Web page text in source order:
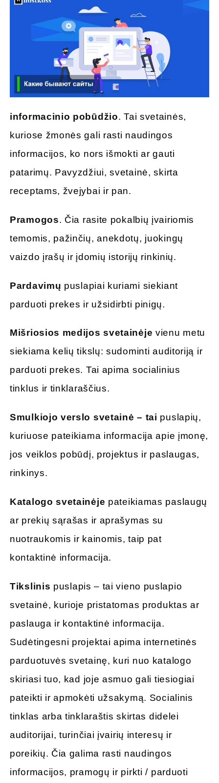
informacinio pobūdžio. Tai svetainės,
kuriose žmonės gali rasti naudingos
informacijos, ko nors išmokti ar gauti
patarimų. Pavyzdžiui, svetainė, skirta
receptams, žvejybai ir pan.
Pramogos. Čia rasite pokalbių įvairiomis
temomis, pažinčių, anekdotų, juokingų
vaizdo įrašų ir įdomių istorijų rinkinių.
Pardavimų puslapiai kuriami siekiant
parduoti prekes ir užsidirbti pinigų.
Mišriosios medijos svetainėje vienu metu
siekiama kelių tikslų: sudominti auditoriją ir
parduoti prekes. Tai apima socialinius
tinklus ir tinklaraščius.
Smulkiojo verslo svetainė – tai puslapių,
kuriuose pateikiama informacija apie įmonę,
jos veiklos pobūdį, projektus ir paslaugas,
rinkinys.
Katalogo svetainėje pateikiamas paslaugų
ar prekių sąrašas ir aprašymas su
nuotraukomis ir kainomis, taip pat
kontaktinė informacija.
Tikslinis puslapis – tai vieno puslapio
svetainė, kurioje pristatomas produktas ar
paslauga ir kontaktinė informacija.
Sudėtingesni projektai apima internetinės
parduotuvės svetainę, kuri nuo katalogo
skiriasi tuo, kad joje asmuo gali tiesiogiai
pateikti ir apmokėti užsakymą. Socialinis
tinklas arba tinklaraštis skirtas didelei
auditorijai, turinčiai įvairių interesų ir
poreikių. Čia galima rasti naudingos
informacijos, pramogų ir pirkti / parduoti